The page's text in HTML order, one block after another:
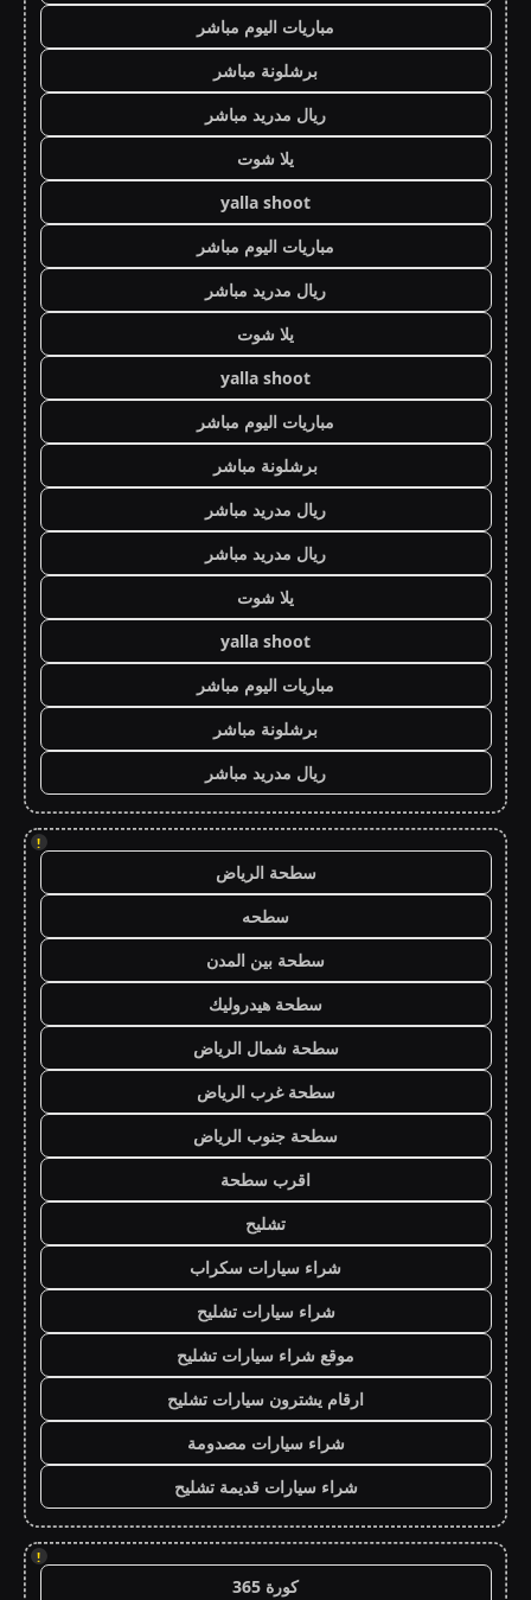
مباريات اليوم مباشر
برشلونة مباشر
ريال مدريد مباشر
يلا شوت
yalla shoot
مباريات اليوم مباشر
ريال مدريد مباشر
يلا شوت
yalla shoot
مباريات اليوم مباشر
برشلونة مباشر
ريال مدريد مباشر
ريال مدريد مباشر
يلا شوت
yalla shoot
مباريات اليوم مباشر
برشلونة مباشر
ريال مدريد مباشر
!
سطحة الرياض
سطحه
سطحة بين المدن
سطحة هيدروليك
سطحة شمال الرياض
سطحة غرب الرياض
سطحة جنوب الرياض
اقرب سطحة
تشليح
شراء سيارات سكراب
شراء سيارات تشليح
موقع شراء سيارات تشليح
ارقام يشترون سيارات تشليح
شراء سيارات مصدومة
شراء سيارات قديمة تشليح
!
كورة 365